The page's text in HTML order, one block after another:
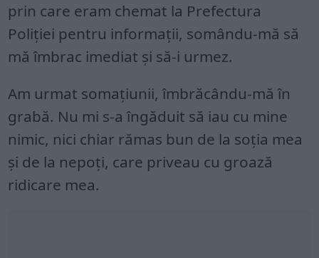
prin care eram chemat la Prefectura
Poliției pentru informații, somându-mă să
mă îmbrac imediat și să-i urmez.
Am urmat somațiunii, îmbrăcându-mă în
grabă. Nu mi s-a îngăduit să iau cu mine
nimic, nici chiar rămas bun de la soția mea
și de la nepoți, care priveau cu groază
ridicare mea.